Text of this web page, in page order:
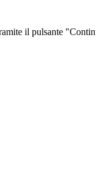
il pulsante